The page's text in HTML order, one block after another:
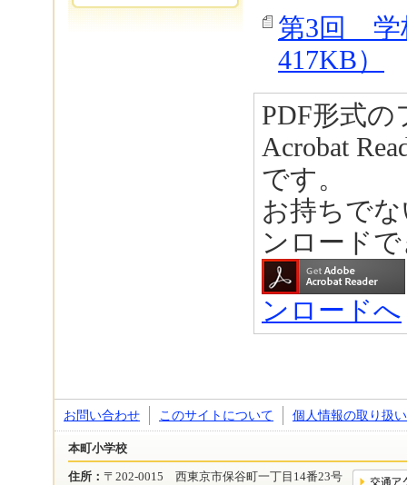
第3回 学
417KB）
PDF形式の
Acrobat
です。
お持ちで
ンロード
ンロードへ
お問い合わせ このサイトについて 個人情報の取り扱い
本町小学校
住所： 〒202-0015 西東京市保谷町一丁目14番23号